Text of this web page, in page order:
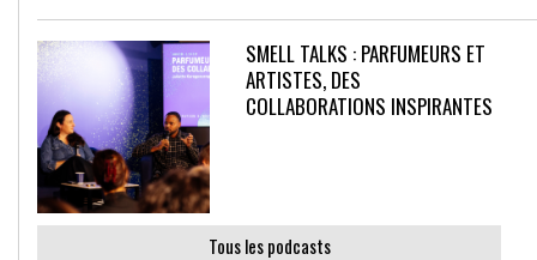
SMELL TALKS : PARFUMEURS ET
ARTISTES, DES
COLLABORATIONS INSPIRANTES
Tous les podcasts